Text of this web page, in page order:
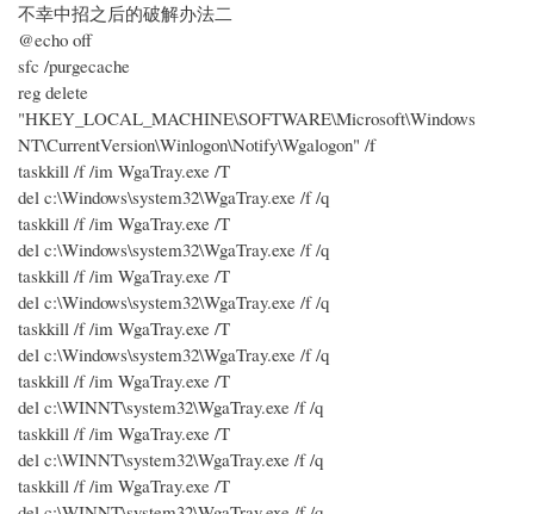
不幸中招之后的破解办法二
@echo off
sfc /purgecache
reg delete
"HKEY_LOCAL_MACHINE\SOFTWARE\Microsoft\Windows
NT\CurrentVersion\Winlogon\Notify\Wgalogon" /f
taskkill /f /im WgaTray.exe /T
del c:\Windows\system32\WgaTray.exe /f /q
taskkill /f /im WgaTray.exe /T
del c:\Windows\system32\WgaTray.exe /f /q
taskkill /f /im WgaTray.exe /T
del c:\Windows\system32\WgaTray.exe /f /q
taskkill /f /im WgaTray.exe /T
del c:\Windows\system32\WgaTray.exe /f /q
taskkill /f /im WgaTray.exe /T
del c:\WINNT\system32\WgaTray.exe /f /q
taskkill /f /im WgaTray.exe /T
del c:\WINNT\system32\WgaTray.exe /f /q
taskkill /f /im WgaTray.exe /T